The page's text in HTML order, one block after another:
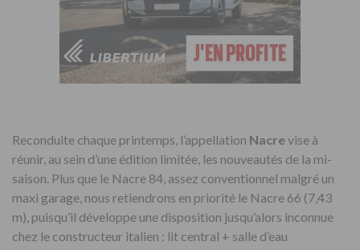
Reconduite chaque printemps, l’appellation Nacrevise à
réunir, au sein d’une édition limitée, les nouveautés de la mi-
saison. Plus que le Nacre 84, assez conventionnel malgré un
maxi garage, nous retiendrons en priorité le Nacre 66 (7,43
m), puisqu’il développe une disposition jusqu’alors inconnue
chez le constructeur italien : lit central + salle d’eau